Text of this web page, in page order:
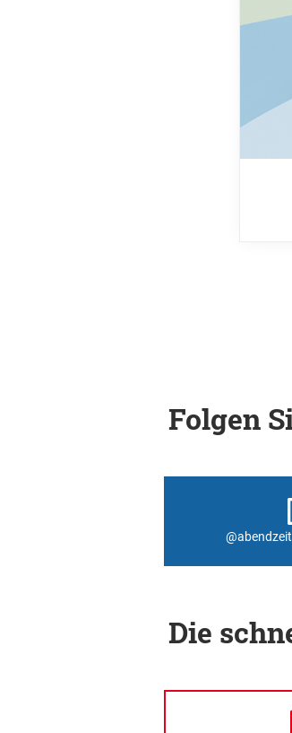
Folgen
Die